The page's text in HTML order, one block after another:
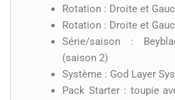
Rotation : Droite et
Rotation : Droite et
Série/saison :
(saison 2)
Système : God Layer
Pack Starter : toupie